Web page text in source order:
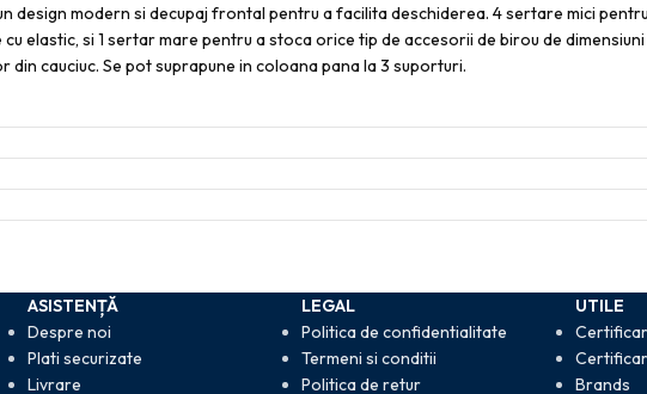
design modern si decupaj frontal pentru a facilita deschiderea. 4 sertare mici
elastic, si 1 sertar mare pentru a stoca orice tip de accesorii de birou de
cauciuc. Se pot suprapune in coloana pana la 3 suporturi.
ASISTENȚĂ
Despre noi
Plati securizate
Livrare
LEGAL
Politica de confidentialitate
Termeni si conditii
Politica de retur
UTILE
Brands